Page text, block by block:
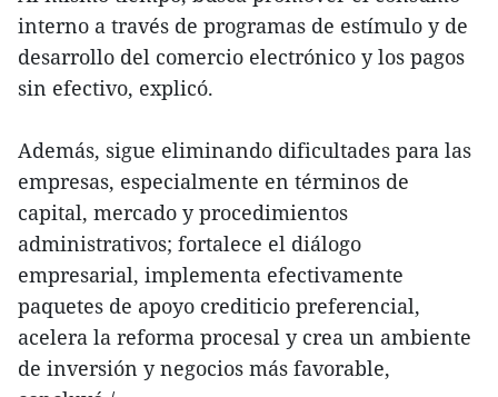
interno a través de programas de estímulo y de
desarrollo del comercio electrónico y los pagos
sin efectivo, explicó.
Además, sigue eliminando dificultades para las
empresas, especialmente en términos de
capital, mercado y procedimientos
administrativos; fortalece el diálogo
empresarial, implementa efectivamente
paquetes de apoyo crediticio preferencial,
acelera la reforma procesal y crea un ambiente
de inversión y negocios más favorable,